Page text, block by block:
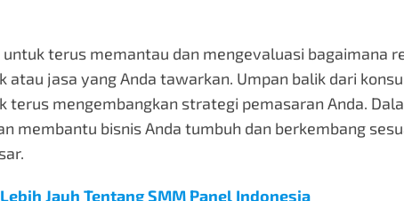
untuk terus memantau dan mengevaluasi bagaimana
atau jasa yang Anda tawarkan. Umpan balik dari
terus mengembangkan strategi pemasaran Anda.
membantu bisnis Anda tumbuh dan berkembang
Jauh Tentang SMM Panel Indonesia